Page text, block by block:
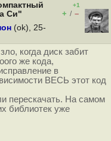
Си"
+1
+ / –
(ok), 25-
когда диск забит
же кода,
в
ВЕСЬ этот код
перескачать. На самом
библиотек уже